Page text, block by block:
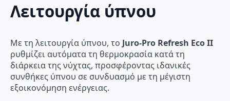
Λειτουργία ύπνου
Με τη λειτουργία ύπνου, το Juro-Pro Refresh Eco II
ρυθμίζει αυτόματα τη θερμοκρασία κατά τη
διάρκεια της νύχτας, προσφέροντας ιδανικές
συνθήκες ύπνου σε συνδυασμό με τη μέγιστη
εξοικονόμηση ενέργειας.